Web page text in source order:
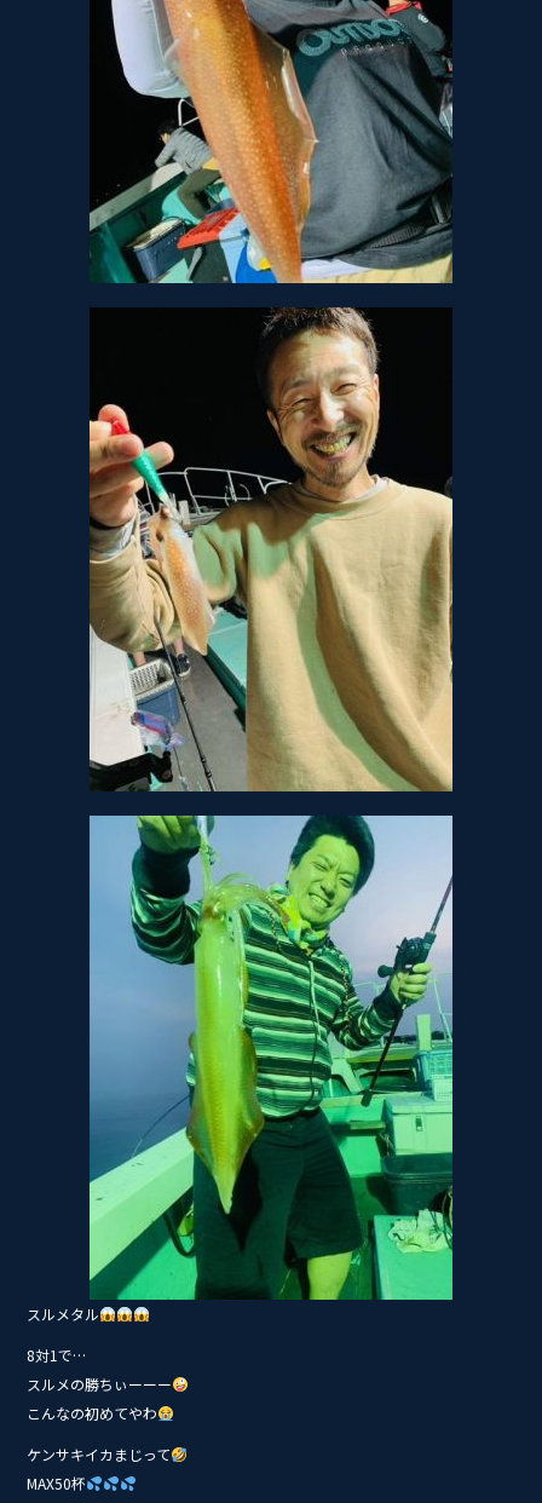
スルメタル
8対1で…
スルメの勝ちぃーーー
こんなの初めてやわ
ケンサキイカまじって
MAX50杯